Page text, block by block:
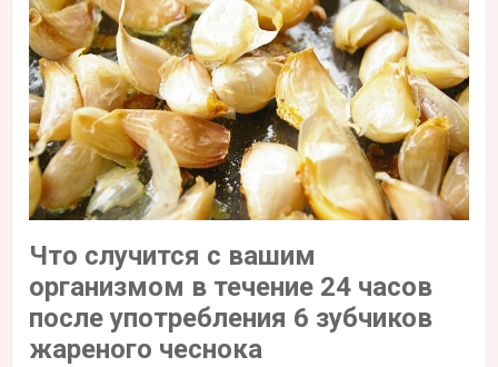
Что случится с вашим
организмом в течение 24 часов
после употребления 6 зубчиков
жареного чеснока